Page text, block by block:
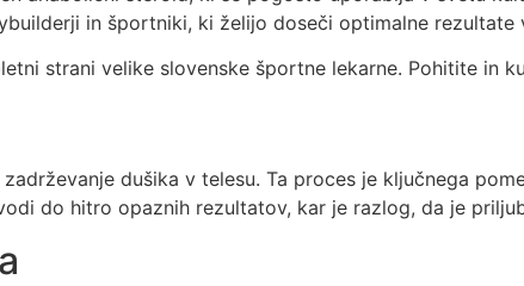
in športniki, ki želijo doseči optimalne rezultate
strani velike slovenske športne lekarne. Pohitite in
dušika v telesu. Ta proces je ključnega
do hitro opaznih rezultatov, kar je razlog, da je